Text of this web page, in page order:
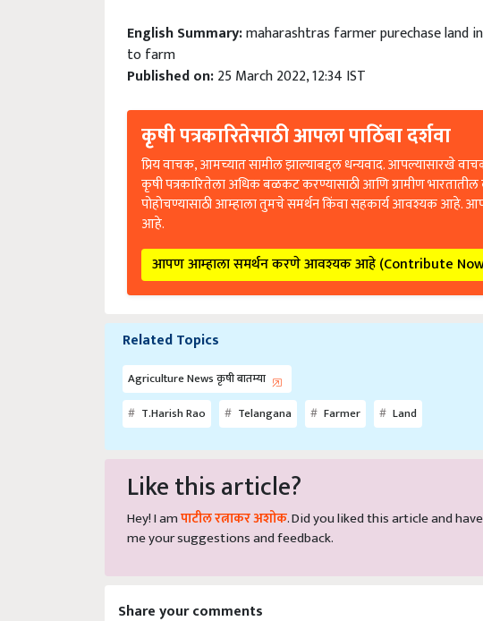
English Summary:maharashtras farmer purechase land
to farm
Published on: 25 March 2022, 12:34 IST
कृषी पत्रकारितेसाठी आपला पाठिंबा दर्शवा
प्रिय वाचक, आमच्यात सामील झाल्याबद्दल धन्यवाद. आपल्यासारखे
कृषी पत्रकारितेला अधिक बळकट करण्यासाठी आणि ग्रामीण
पोहोचण्यासाठी आम्हाला तुमचे समर्थन किंवा सहकार्य आवश्यक आहे.
आहे.
आपण आम्हाला समर्थन करणे आवश्यक आहे (Contribute
Related Topics
Agriculture News कृषी बातम्या
T.Harish Rao
Telangana Farmer Land
Like this article?
Hey! I am पाटील रत्नाकर अशोक . Did you liked this article and
me your suggestions and feedback.
Share your comments